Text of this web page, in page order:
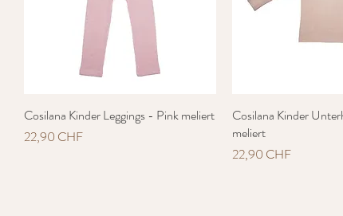
Schnellansicht
Cosilana Kinder Leggings - Pink meliert
Preis
22,90 CHF
Cosilana Kinder
meliert
Preis
22,90 CHF